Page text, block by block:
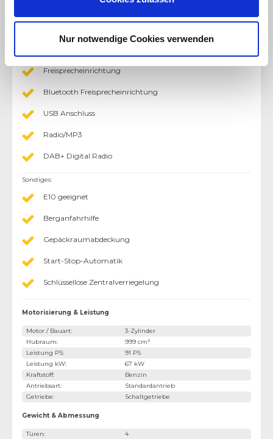
Nur notwendige Cookies verwenden
Freisprecheinrichtung
Bluetooth Freisprecheinrichtung
USB Anschluss
Radio/MP3
DAB+ Digital Radio
Sonstiges:
E10 geeignet
Berganfahrhilfe
Gepäckraumabdeckung
Start-Stop-Automatik
Schlüssellose Zentralverriegelung
Motorisierung & Leistung
Motor / Bauart:
3-Zylinder
Hubraum:
999 cm³
Leistung PS:
91 PS
Leistung kW:
67 kW
Kraftstoff:
Benzin
Antriebsart:
Standardantrieb
Getriebe: Schaltgetriebe
Gewicht & Abmessung
Türen:
4